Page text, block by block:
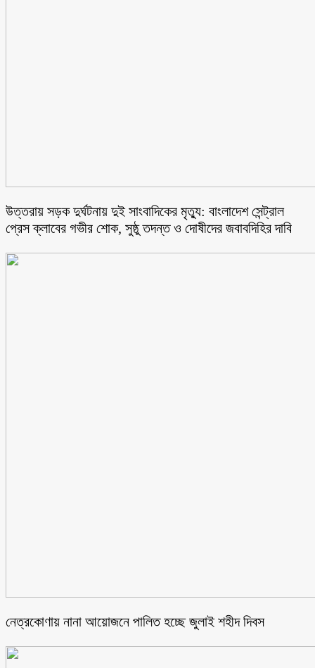
উত্তরায় সড়ক দুর্ঘটনায় দুই সাংবাদিকের মৃত্যু: বাংলাদেশ সেন্ট্রাল
প্রেস ক্লাবের গভীর শোক, সুষ্ঠু তদন্ত ও দোষীদের জবাবদিহির দাবি
নেত্রকোণায় নানা আয়োজনে পালিত হচ্ছে জুলাই শহীদ দিবস